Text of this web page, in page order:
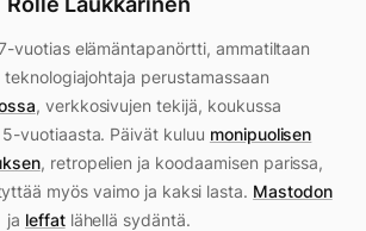
vuotias elämäntapanörtti, ammatiltaan
perustamassaan
, verkkosivujen tekijä, koukussa
vuotiaasta. Päivät kuluu monipuolisen
, retropelien ja koodaamisen parissa,
myös vaimo ja kaksi lasta. Mastodon
ja leffatlähellä sydäntä.